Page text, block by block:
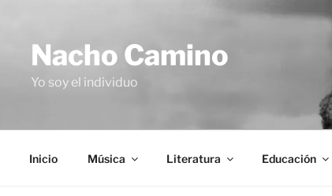
Nacho Camino
Yo soy el individuo
Inicio Música Literatura Educación